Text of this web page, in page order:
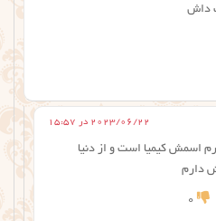
داش
2023/06/22 در 15:57
اسمش کیمیا است و از دنیا
دارم
0